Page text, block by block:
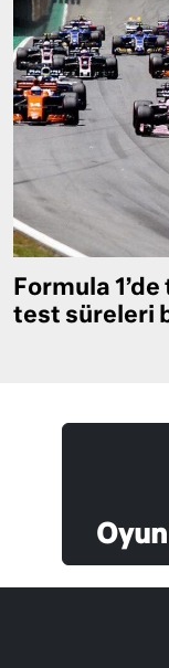
Formula
test süreleri